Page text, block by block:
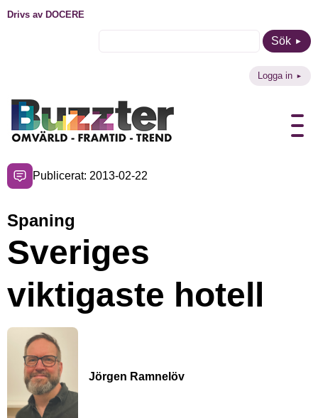
Drivs av DOCERE
Sök
Logga in
Publicerat: 2013-02-22
Spaning
Sveriges
viktigaste hotell
Jörgen Ramnelöv